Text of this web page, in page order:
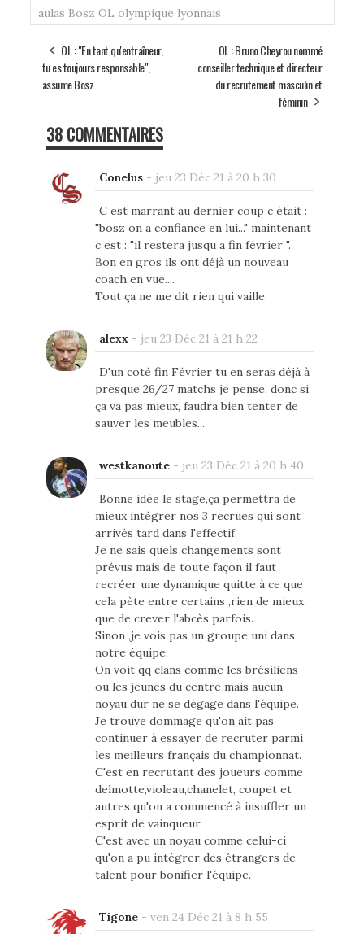
aulas Bosz OL olympique lyonnais
OL : "En tant qu'entraîneur,
tu es toujours responsable",
assume Bosz
OL : Bruno Cheyrou nommé
conseiller technique et directeur
du recrutement masculin et
féminin
38 COMMENTAIRES
Conelus- jeu 23 Déc 21 à 20 h 30
C est marrant au dernier coup c était :
"bosz on a confiance en lui..." maintenant
c est : "il restera jusqu a fin février ".
Bon en gros ils ont déjà un nouveau
coach en vue....
Tout ça ne me dit rien qui vaille.
alexx- jeu 23 Déc 21 à 21 h 22
D'un coté fin Février tu en seras déjà à
presque 26/27 matchs je pense, donc si
ça va pas mieux, faudra bien tenter de
sauver les meubles...
westkanoute- jeu 23 Déc 21 à 20 h 40
Bonne idée le stage,ça permettra de
mieux intégrer nos 3 recrues qui sont
arrivés tard dans l'effectif.
Je ne sais quels changements sont
prévus mais de toute façon il faut
recréer une dynamique quitte à ce que
cela pète entre certains ,rien de mieux
que de crever l'abcès parfois.
Sinon ,je vois pas un groupe uni dans
notre équipe.
On voit qq clans comme les brésiliens
ou les jeunes du centre mais aucun
noyau dur ne se dégage dans l'équipe.
Je trouve dommage qu'on ait pas
continuer à essayer de recruter parmi
les meilleurs français du championnat.
C'est en recrutant des joueurs comme
delmotte,violeau,chanelet, coupet et
autres qu'on a commencé à insuffler un
esprit de vainqueur.
C'est avec un noyau comme celui-ci
qu'on a pu intégrer des étrangers de
talent pour bonifier l'équipe.
Tigone- ven 24 Déc 21 à 8 h 55